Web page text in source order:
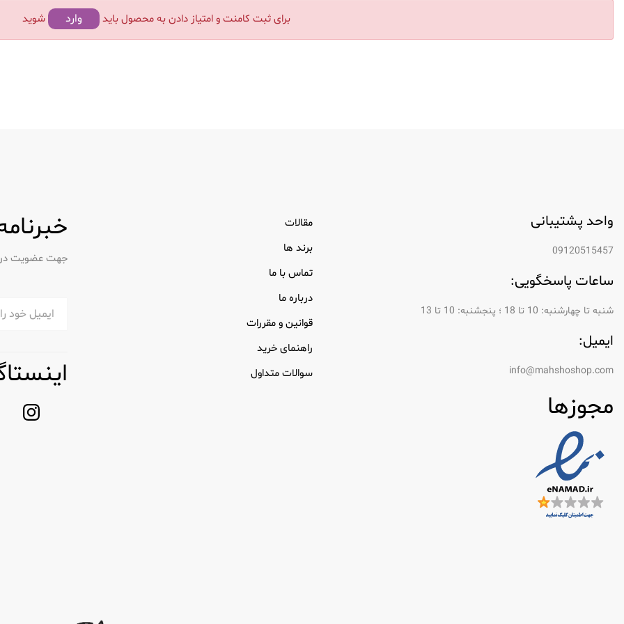
برای ثبت کامنت و امتیاز دادن به محصول باید وارد شوید
واحد پشتیبانی
09120515457
ساعات پاسخگویی:
شنبه تا چهارشنبه: 10 تا 18 ؛ پنجشنبه: 10 تا 13
ایمیل:
info@mahshoshop.com
مجوزها
مقالات
برند ها
تماس با ما
درباره ما
قوانین و مقررات
راهنمای خرید
سوالات متداول
جهت عضویت در